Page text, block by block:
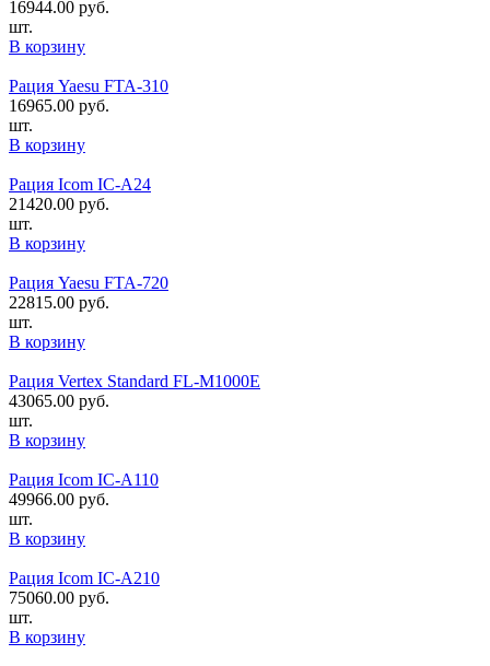
16944.00 руб.
шт.
В корзину
Рация Yaesu FTA-310
16965.00 руб.
шт.
В корзину
Рация Icom IC-A24
21420.00 руб.
шт.
В корзину
Рация Yaesu FTA-720
22815.00 руб.
шт.
В корзину
Рация Vertex Standard FL-M1000E
43065.00 руб.
шт.
В корзину
Рация Icom IC-A110
49966.00 руб.
шт.
В корзину
Рация Icom IC-A210
75060.00 руб.
шт.
В корзину